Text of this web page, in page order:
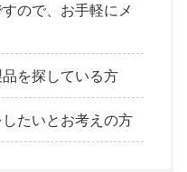
ので、お手軽にメ
を探している方
たいとお考えの方